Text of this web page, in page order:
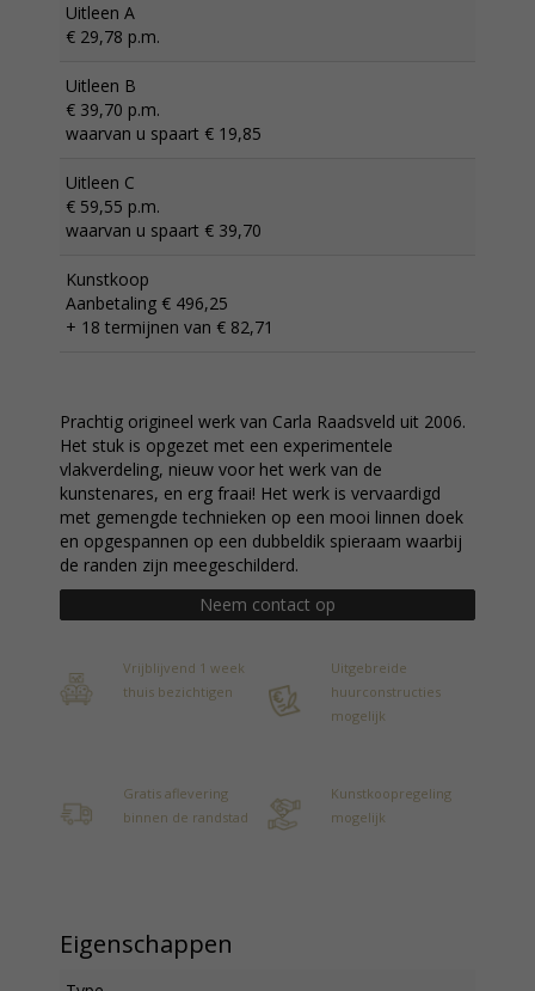
Uitleen A
€ 29,78 p.m.
Uitleen B
€ 39,70 p.m.
waarvan u spaart € 19,85
Uitleen C
€ 59,55 p.m.
waarvan u spaart € 39,70
Kunstkoop
Aanbetaling € 496,25
+ 18 termijnen van € 82,71
Prachtig origineel werk van Carla Raadsveld uit 2006.
Het stuk is opgezet met een experimentele
vlakverdeling, nieuw voor het werk van de
kunstenares, en erg fraai! Het werk is vervaardigd
met gemengde technieken op een mooi linnen doek
en opgespannen op een dubbeldik spieraam waarbij
de randen zijn meegeschilderd.
Neem contact op
Vrijblijvend 1 week
thuis bezichtigen
Uitgebreide
huurconstructies
mogelijk
Gratis aflevering
binnen de randstad
Kunstkoopregeling
mogelijk
Eigenschappen